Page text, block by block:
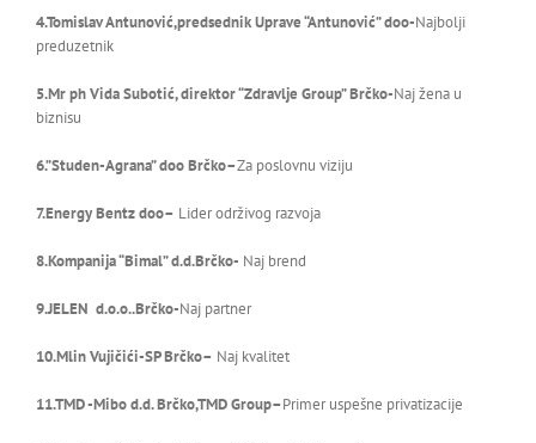
4.Tomislav Antunović,predsednik Uprave “Antunović” doo-Najbolji
preduzetnik
5.Mr ph Vida Subotić, direktor “Zdravlje Group” Brčko-Naj žena u
biznisu
6.”Studen-Agrana” doo Brčko–Za poslovnu viziju
7.Energy Bentz doo– Lider održivog razvoja
8.Kompanija “Bimal” d.d.Brčkо- Naj brend
9.JELEN d.o.o..Brčkо-Naj partner
10.Mlin Vujičići-SP Brčko– Naj kvalitet
11.TMD -Mibo d.d. Brčko,TMD Group–Primer uspešne privatizacije